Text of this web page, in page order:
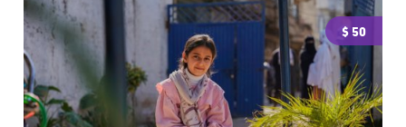
50 $